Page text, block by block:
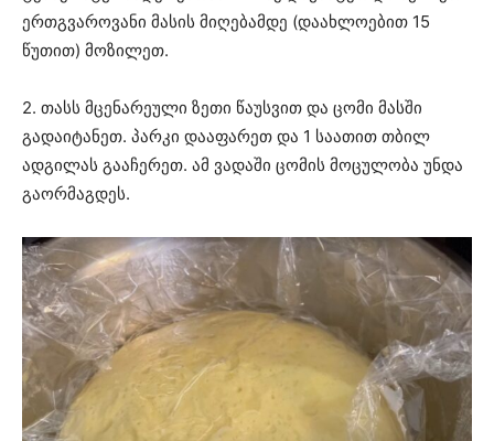
ერთგვაროვანი მასის მიღებამდე (დაახლოებით 15
წუთით) მოზილეთ.
2. თასს მცენარეული ზეთი წაუსვით და ცომი მასში
გადაიტანეთ. პარკი დააფარეთ და 1 საათით თბილ
ადგილას გააჩერეთ. ამ ვადაში ცომის მოცულობა უნდა
გაორმაგდეს.